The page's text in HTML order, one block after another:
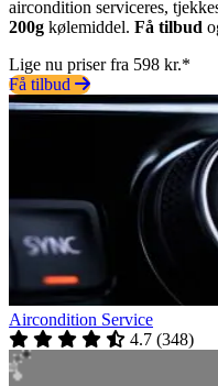
aircondition serviceres,
200g kølemiddel. Få tilbud
Lige nu priser fra 598 kr.*
Få tilbud
Aircondition Service
4.7 (348)